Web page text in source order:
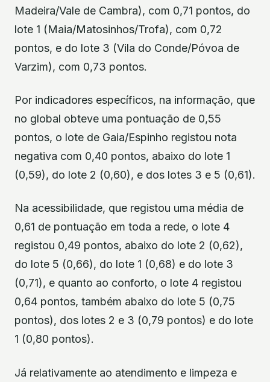
Madeira/Vale de Cambra), com 0,71 pontos, do
lote 1 (Maia/Matosinhos/Trofa), com 0,72
pontos, e do lote 3 (Vila do Conde/Póvoa de
Varzim), com 0,73 pontos.
Por indicadores específicos, na informação, que
no global obteve uma pontuação de 0,55
pontos, o lote de Gaia/Espinho registou nota
negativa com 0,40 pontos, abaixo do lote 1
(0,59), do lote 2 (0,60), e dos lotes 3 e 5 (0,61).
Na acessibilidade, que registou uma média de
0,61 de pontuação em toda a rede, o lote 4
registou 0,49 pontos, abaixo do lote 2 (0,62),
do lote 5 (0,66), do lote 1 (0,68) e do lote 3
(0,71), e quanto ao conforto, o lote 4 registou
0,64 pontos, também abaixo do lote 5 (0,75
pontos), dos lotes 2 e 3 (0,79 pontos) e do lote
1 (0,80 pontos).
Já relativamente ao atendimento e limpeza e